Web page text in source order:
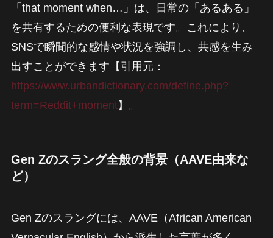
「that moment when…」は、日常の「あるある」
を共有するための便利な表現です。これにより、
SNSで瞬間的な感情や状況を強調し、共感を生み
出すことができます【引用元：
https://www.urbandictionary.com/define.php?
term=Reddit+moment】。
Gen Zのスラング全般の背景（AAVE由来な
ど）
Gen Zのスラングには、AAVE（African American